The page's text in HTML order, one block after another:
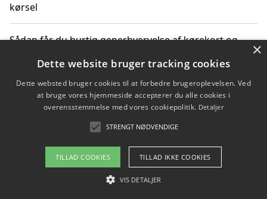
kørsel
Sådan får du hurtig generhvervelse af kørekort og
Sådan lærer du miljørigtig kørsel hos en køreskole i
Gentofte
Copyright 2026 - Pilanto Aps
Om / kontakt
×
Dette website bruger tracking cookies
Dette websted bruger cookies til at forbedre brugeroplevelsen. Ved
at bruge vores hjemmeside accepterer du alle cookies i
overensstemmelse med vores cookiepolitik. Detaljer
STRENGT NØDVENDIGE
TILLAD COOKIES TILLAD IKKE COOKIES
VIS DETALJER